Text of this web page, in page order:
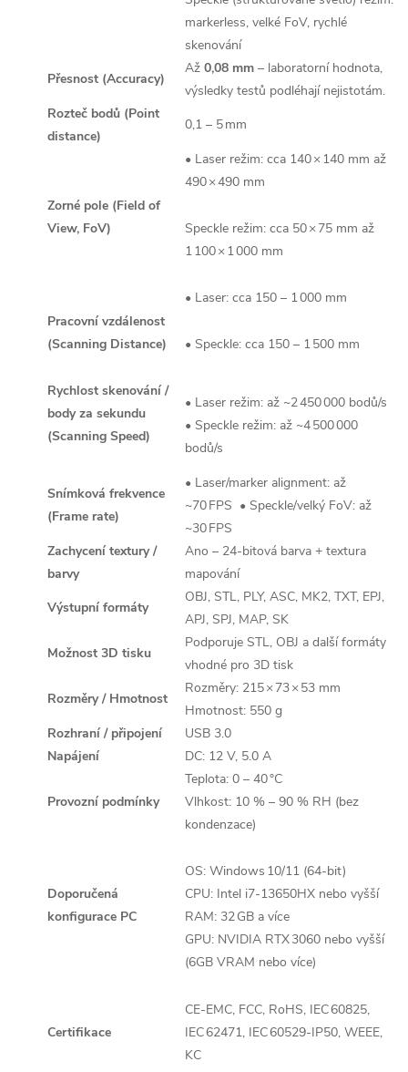
markerless, velké FoV, rychlé
skenování
Přesnost (Accuracy)
Až 0,08 mm – laboratorní hodnota,
výsledky testů podléhají nejistotám.
Rozteč bodů (Point
distance)
0,1 – 5 mm
Zorné pole (Field of
View, FoV)
• Laser režim: cca 140 × 140 mm až
490 × 490 mm
Speckle režim: cca 50 × 75 mm až
1 100 × 1 000 mm
Pracovní vzdálenost
(Scanning Distance)
• Laser: cca 150 – 1 000 mm
• Speckle: cca 150 – 1 500 mm
Rychlost skenování /
body za sekundu
(Scanning Speed)
• Laser režim: až ~2 450 000 bodů/s
• Speckle režim: až ~4 500 000
bodů/s
Snímková frekvence
(Frame rate)
• Laser/marker alignment: až
~70 FPS • Speckle/velký FoV: až
~30 FPS
Zachycení textury /
barvy
Ano – 24‑bitová barva + textura
mapování
Výstupní formáty
OBJ, STL, PLY, ASC, MK2, TXT, EPJ,
APJ, SPJ, MAP, SK
Možnost 3D tisku
Podporuje STL, OBJ a další formáty
vhodné pro 3D tisk
Rozměry / Hmotnost
Rozměry: 215 × 73 × 53 mm
Hmotnost: 550 g
Rozhraní / připojení
USB 3.0
Napájení
DC: 12 V, 5.0 A
Provozní podmínky
Teplota: 0 – 40 °C
Vlhkost: 10 % – 90 % RH (bez
kondenzace)
Doporučená
konfigurace PC
OS: Windows 10/11 (64‑bit)
CPU: Intel i7‑13650HX nebo vyšší
RAM: 32 GB a více
GPU: NVIDIA RTX 3060 nebo vyšší
(6GB VRAM nebo více)
Certifikace
CE‑EMC, FCC, RoHS, IEC 60825,
IEC 62471, IEC 60529‑IP50, WEEE,
KC